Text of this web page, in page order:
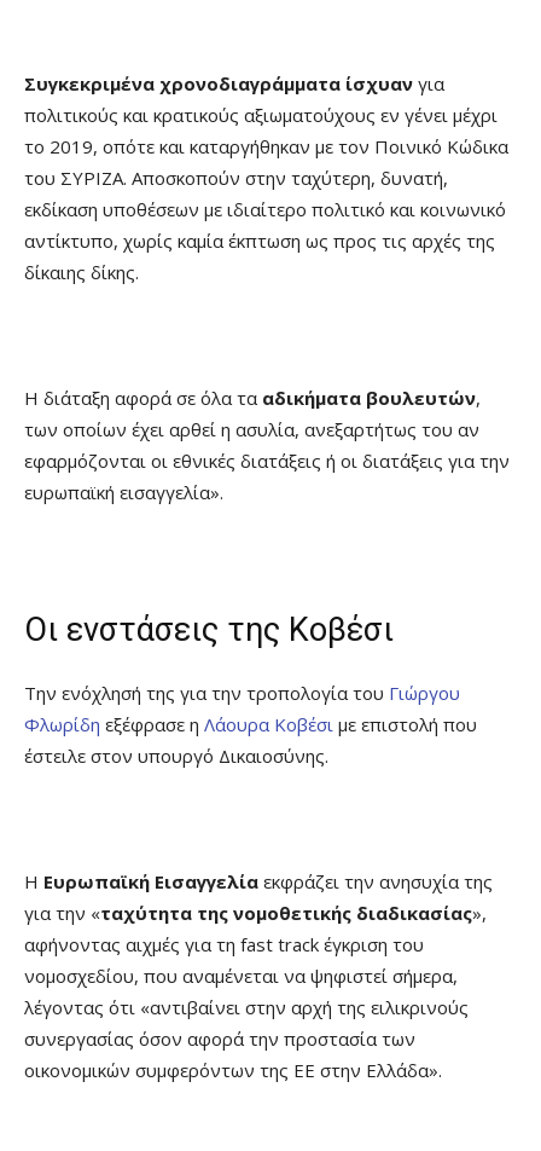
Συγκεκριμένα χρονοδιαγράμματα ίσχυαν για
πολιτικούς και κρατικούς αξιωματούχους εν γένει μέχρι
το 2019, οπότε και καταργήθηκαν με τον Ποινικό Κώδικα
του ΣΥΡΙΖΑ. Αποσκοπούν στην ταχύτερη, δυνατή,
εκδίκαση υποθέσεων με ιδιαίτερο πολιτικό και κοινωνικό
αντίκτυπο, χωρίς καμία έκπτωση ως προς τις αρχές της
δίκαιης δίκης.
Η διάταξη αφορά σε όλα τα αδικήματα βουλευτών,
των οποίων έχει αρθεί η ασυλία, ανεξαρτήτως του αν
εφαρμόζονται οι εθνικές διατάξεις ή οι διατάξεις για την
ευρωπαϊκή εισαγγελία».
Οι ενστάσεις της Κοβέσι
Την ενόχλησή της για την τροπολογία του Γιώργου
Φλωρίδη εξέφρασε η Λάουρα Κοβέσι με επιστολή που
έστειλε στον υπουργό Δικαιοσύνης.
Η Ευρωπαϊκή Εισαγγελία εκφράζει την ανησυχία της
για την «ταχύτητα της νομοθετικής διαδικασίας»,
αφήνοντας αιχμές για τη fast track έγκριση του
νομοσχεδίου, που αναμένεται να ψηφιστεί σήμερα,
λέγοντας ότι «αντιβαίνει στην αρχή της ειλικρινούς
συνεργασίας όσον αφορά την προστασία των
οικονομικών συμφερόντων της ΕΕ στην Ελλάδα».